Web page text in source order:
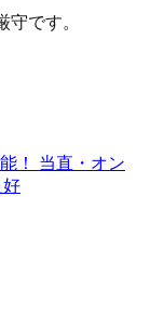
です。
！ 当直・オン
好